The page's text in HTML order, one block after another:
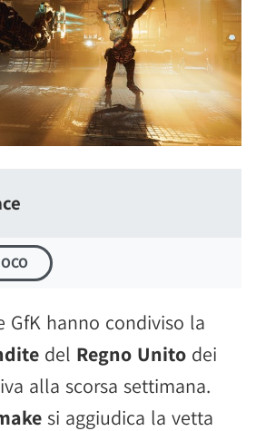
GfK hanno condiviso la
del Regno Unito dei
alla scorsa settimana.
si aggiudica la vetta